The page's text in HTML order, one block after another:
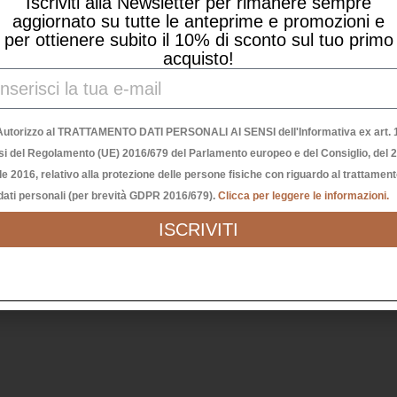
OCCHIALE DA SOLE MODELLO TOKIO HAVANA
27,00€
aggiornato su tutte le anteprime e promozioni e
per ottienere subito il 10% di sconto sul tuo primo
acquisto!
al TRATTAMENTO DATI PERSONALI AI SENSI dell'Informativa ex art.
del Regolamento (UE) 2016/679 del Parlamento europeo e del Consiglio, del
2016, relativo alla protezione delle persone fisiche con riguardo al
personali (per brevità GDPR 2016/679). Clicca per leggere le informazioni.
ISCRIVITI